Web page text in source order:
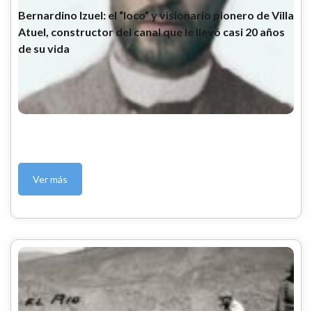
Bernardino Izuel: el “loco” y visionario pionero de Villa
Atuel, constructor del canal que le llevó casi 20 años
de su vida
Ver más